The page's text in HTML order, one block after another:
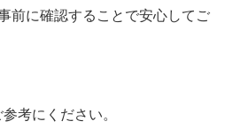
前に確認することで安心してご
考にください。